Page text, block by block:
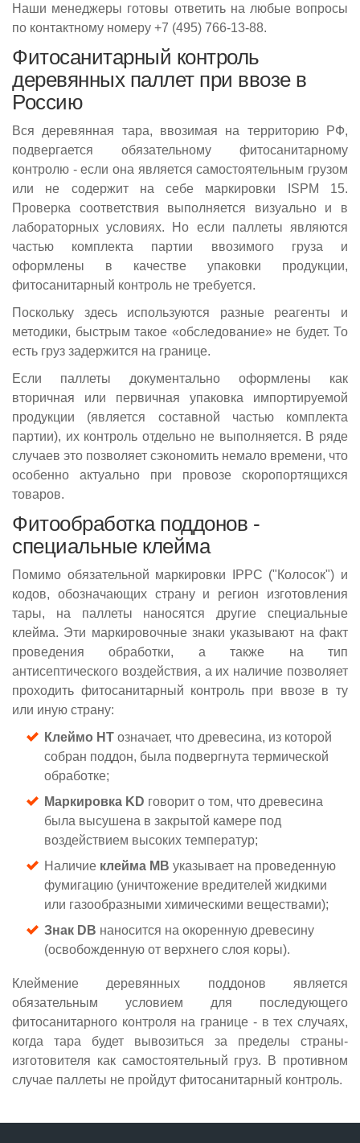
Наши менеджеры готовы ответить на любые вопросы
по контактному номеру +7 (495) 766-13-88.
Фитосанитарный контроль
деревянных паллет при ввозе в
Россию
Вся деревянная тара, ввозимая на территорию РФ,
подвергается обязательному фитосанитарному
контролю - если она является самостоятельным грузом
или не содержит на себе маркировки ISPM 15.
Проверка соответствия выполняется визуально и в
лабораторных условиях. Но если паллеты являются
частью комплекта партии ввозимого груза и
оформлены в качестве упаковки продукции,
фитосанитарный контроль не требуется.
Поскольку здесь используются разные реагенты и
методики, быстрым такое «обследование» не будет. То
есть груз задержится на границе.
Если паллеты документально оформлены как
вторичная или первичная упаковка импортируемой
продукции (является составной частью комплекта
партии), их контроль отдельно не выполняется. В ряде
случаев это позволяет сэкономить немало времени, что
особенно актуально при провозе скоропортящихся
товаров.
Фитообработка поддонов -
специальные клейма
Помимо обязательной маркировки IPPC ("Колосок") и
кодов, обозначающих страну и регион изготовления
тары, на паллеты наносятся другие специальные
клейма. Эти маркировочные знаки указывают на факт
проведения обработки, а также на тип
антисептического воздействия, а их наличие позволяет
проходить фитосанитарный контроль при ввозе в ту
или иную страну:
Клеймо HT означает, что древесина, из которой
собран поддон, была подвергнута термической
обработке;
Маркировка KD говорит о том, что древесина
была высушена в закрытой камере под
воздействием высоких температур;
Наличие клейма MB указывает на проведенную
фумигацию (уничтожение вредителей жидкими
или газообразными химическими веществами);
Знак DB наносится на окоренную древесину
(освобожденную от верхнего слоя коры).
Клеймение деревянных поддонов является
обязательным условием для последующего
фитосанитарного контроля на границе - в тех случаях,
когда тара будет вывозиться за пределы страны-
изготовителя как самостоятельный груз. В противном
случае паллеты не пройдут фитосанитарный контроль.